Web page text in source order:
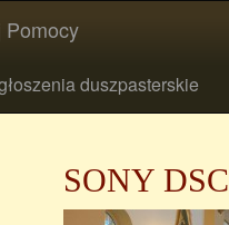
Pomocy
duszpasterskie
SONY DSC